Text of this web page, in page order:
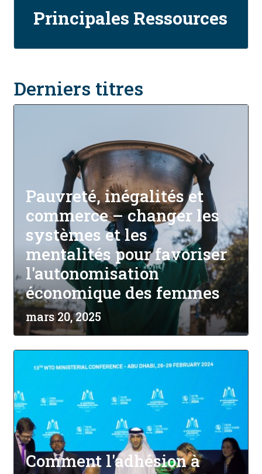
Principales Ressources
Derniers titres
Pauvreté, inégalités et
commerce – changer les
systèmes et les
mentalités pour favoriser
l'autonomisation
économique des femmes
mars 20, 2025
Comment l'adhésion à